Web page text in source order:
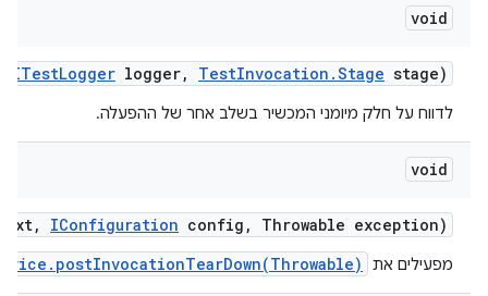
void
ITestLogger logger, TestInvocation .Stage stage)
לדווח על חלק מיומני המכשיר בשלב אחר של ההפעלה.
void
, IConfiguration config , Throwable exception)
מפעילים את